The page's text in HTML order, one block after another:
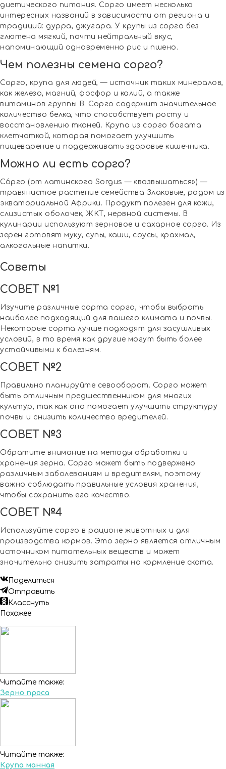
диетического питания. Сорго имеет несколько
интересных названий в зависимости от региона и
традиций: дурра, джугара. У крупы из сорго без
глютена мягкий, почти нейтральный вкус,
напоминающий одновременно рис и пшено.
Чем полезны семена сорго?
Сорго, крупа для людей, — источник таких минералов,
как железо, магний, фосфор и калий, а также
витаминов группы B. Сорго содержит значительное
количество белка, что способствует росту и
восстановлению тканей. Крупа из сорго богата
клетчаткой, которая помогает улучшить
пищеварение и поддерживать здоровье кишечника.
Можно ли есть сорго?
Со́рго (от латинского Sorgus — «возвышаться») —
травянистое растение семейства Злаковые, родом из
экваториальной Африки. Продукт полезен для кожи,
слизистых оболочек, ЖКТ, нервной системы. В
кулинарии используют зерновое и сахарное сорго. Из
зерен готовят муку, супы, каши, соусы, крахмал,
алкогольные напитки.
Советы
СОВЕТ №1
Изучите различные сорта сорго, чтобы выбрать
наиболее подходящий для вашего климата и почвы.
Некоторые сорта лучше подходят для засушливых
условий, в то время как другие могут быть более
устойчивыми к болезням.
СОВЕТ №2
Правильно планируйте севооборот. Сорго может
быть отличным предшественником для многих
культур, так как оно помогает улучшить структуру
почвы и снизить количество вредителей.
СОВЕТ №3
Обратите внимание на методы обработки и
хранения зерна. Сорго может быть подвержено
различным заболеваниям и вредителям, поэтому
важно соблюдать правильные условия хранения,
чтобы сохранить его качество.
СОВЕТ №4
Используйте сорго в рационе животных и для
производства кормов. Это зерно является отличным
источником питательных веществ и может
значительно снизить затраты на кормление скота.
Поделиться
Отправить
Класснуть
Похожее
Читайте также:
Зерно проса
Читайте также:
Крупа манная